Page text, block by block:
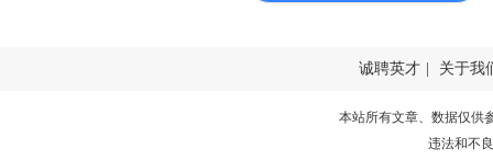
诚聘英才 关于我
本站所有文章、数据仅供
违法和不